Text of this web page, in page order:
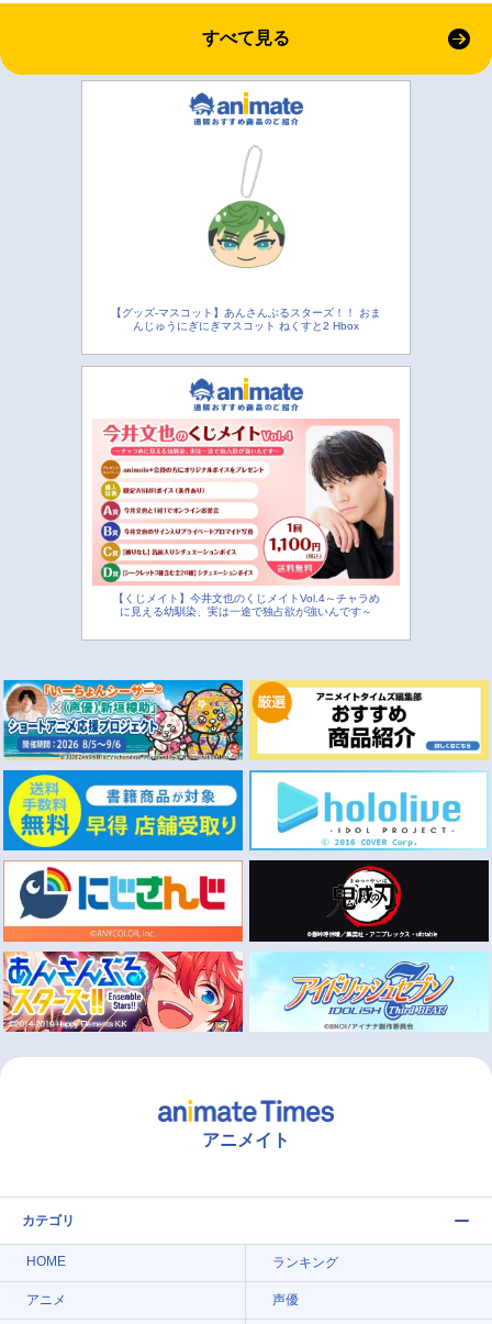
すべて見る
【グッズ-マスコット】あんさんぶるスターズ！！ おま
んじゅうにぎにぎマスコット ねくすと2 Hbox
【くじメイト】今井文也のくじメイトVol.4～チャラめ
に見える幼馴染、実は一途で独占欲が強いんです～
アニメイト
カテゴリ
HOME ランキング
アニメ 声優